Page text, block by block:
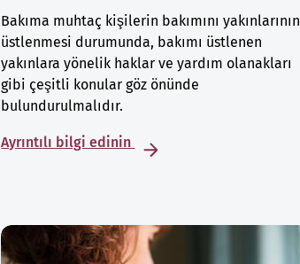
Bakıma muhtaç kişilerin bakımını yakınlarının
üstlenmesi durumunda, bakımı üstlenen
yakınlara yönelik haklar ve yardım olanakları
gibi çeşitli konular göz önünde
bulundurulmalıdır.
Ayrıntılı bilgi edinin